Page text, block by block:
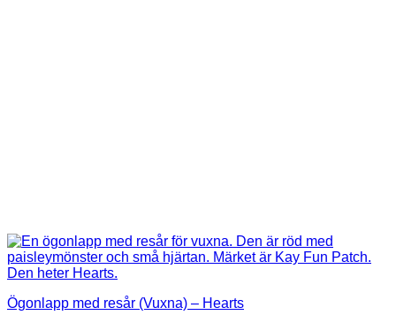
Ögonlapp med resår (Vuxna) – Hearts